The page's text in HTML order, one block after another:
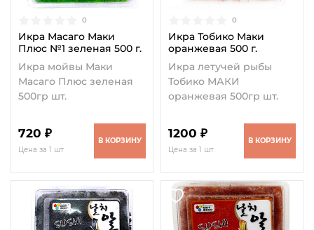
0
Икра Масаго Маки
Плюс №1 зеленая 500 г.
Икра мойвы Маки
Масаго Плюс зеленая
500гр шт.
720 ₽
Цена за 1 шт
В КОРЗИНУ
0
Икра Тобико Маки
оранжевая 500 г.
Икра летучей рыбы
Тобико МАКИ
оранжевая 500гр шт.
1200 ₽
Цена за 1 шт
В КОРЗИНУ